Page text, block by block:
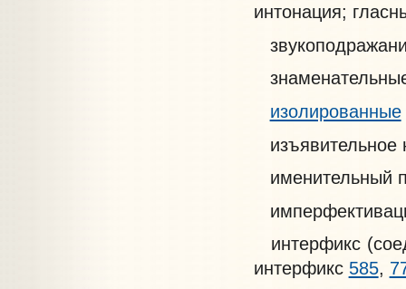
интонация;
изолированные
изъявительное
именительный
интерфикс
интерфикс 585,